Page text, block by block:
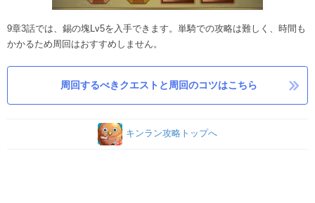
9章3話では、錫の塊Lv5を入手できます。単騎での攻略は難しく、時間も
かかるため周回はおすすめしません。
周回するべきクエストと周回のコツはこちら
キンラン攻略トップへ